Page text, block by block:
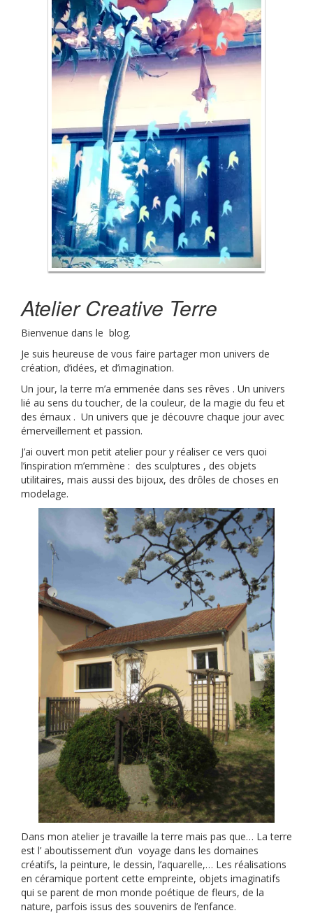
Atelier Creative Terre
Bienvenue dans le blog.
Je suis heureuse de vous faire partager mon univers de
création, d’idées, et d’imagination.
Un jour, la terre m’a emmenée dans ses rêves . Un univers
lié au sens du toucher, de la couleur, de la magie du feu et
des émaux . Un univers que je découvre chaque jour avec
émerveillement et passion.
J’ai ouvert mon petit atelier pour y réaliser ce vers quoi
l’inspiration m’emmène : des sculptures , des objets
utilitaires, mais aussi des bijoux, des drôles de choses en
modelage.
Dans mon atelier je travaille la terre mais pas que… La terre
est l’ aboutissement d’un voyage dans les domaines
créatifs, la peinture, le dessin, l’aquarelle,… Les réalisations
en céramique portent cette empreinte, objets imaginatifs
qui se parent de mon monde poétique de fleurs, de la
nature, parfois issus des souvenirs de l’enfance.